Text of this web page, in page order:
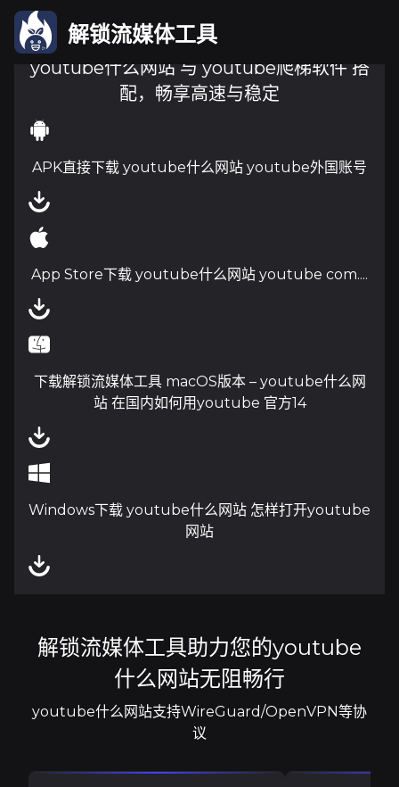
解锁流媒体工具
youtube什么网站 与 youtube爬梯软件 搭
配，畅享高速与稳定
APK直接下载 youtube什么网站 youtube外国账号
App Store下载 youtube什么网站 youtube com....
下载解锁流媒体工具 macOS版本 – youtube什么网
站 在国内如何用youtube 官方14
Windows下载 youtube什么网站 怎样打开youtube
网站
解锁流媒体工具助力您的youtube
什么网站无阻畅行
youtube什么网站支持WireGuard/OpenVPN等协
议